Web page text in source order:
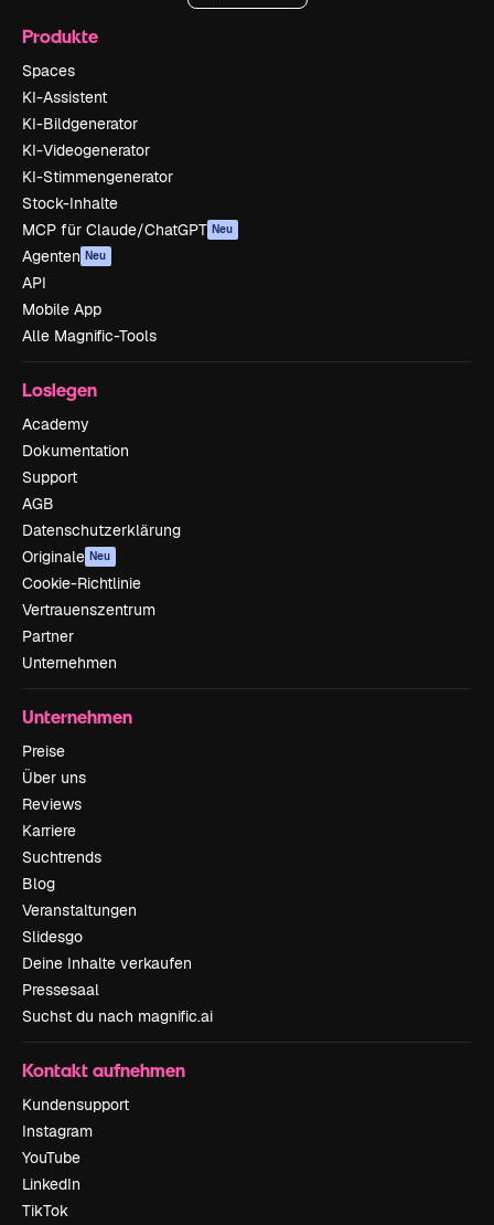
Produkte
Spaces
KI-Assistent
KI-Bildgenerator
KI-Videogenerator
KI-Stimmengenerator
Stock-Inhalte
MCP für Claude/ChatGPT Neu
Agenten Neu
API
Mobile App
Alle Magnific-Tools
Loslegen
Academy
Dokumentation
Support
AGB
Datenschutzerklärung
Originale Neu
Cookie-Richtlinie
Vertrauenszentrum
Partner
Unternehmen
Unternehmen
Preise
Über uns
Reviews
Karriere
Suchtrends
Blog
Veranstaltungen
Slidesgo
Deine Inhalte verkaufen
Pressesaal
Suchst du nach magnific.ai
Kontakt aufnehmen
Kundensupport
Instagram
YouTube
LinkedIn
TikTok